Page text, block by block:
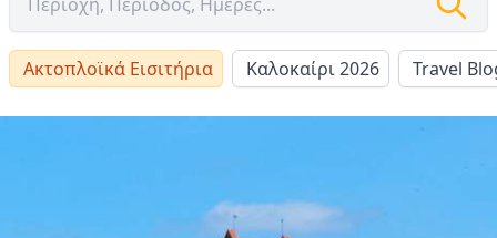
Ακτοπλοϊκά Εισιτήρια Καλοκαίρι 2026 Travel